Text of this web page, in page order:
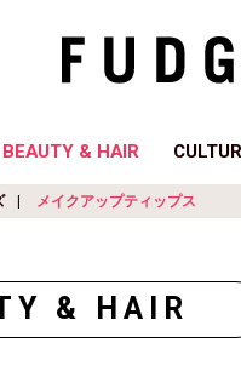
BEAUTY & HAIR
メイクアップティップス
& HAIR